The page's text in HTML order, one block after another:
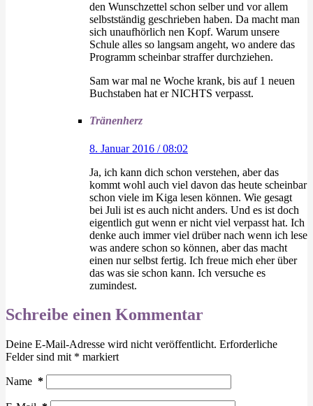
den Wunschzettel schon selber und vor allem
selbstständig geschrieben haben. Da macht man
sich unaufhörlich nen Kopf. Warum unsere
Schule alles so langsam angeht, wo andere das
Programm scheinbar straffer durchziehen.
Sam war mal ne Woche krank, bis auf 1 neuen
Buchstaben hat er NICHTS verpasst.
Tränenherz
8. Januar 2016 / 08:02
Ja, ich kann dich schon verstehen, aber das
kommt wohl auch viel davon das heute scheinbar
schon viele im Kiga lesen können. Wie gesagt
bei Juli ist es auch nicht anders. Und es ist doch
eigentlich gut wenn er nicht viel verpasst hat. Ich
denke auch immer viel drüber nach wenn ich lese
was andere schon so können, aber das macht
einen nur selbst fertig. Ich freue mich eher über
das was sie schon kann. Ich versuche es
zumindest.
Schreibe einen Kommentar
Deine E-Mail-Adresse wird nicht veröffentlicht. Erforderliche
Felder sind mit * markiert
Name *